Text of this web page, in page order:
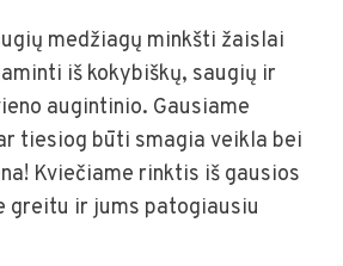
medžiagų minkšti žaislai
iš kokybiškų, saugių ir
augintinio. Gausiame
tiesiog būti smagia veikla bei
Kviečiame rinktis iš gausios
greitu ir jums patogiausiu